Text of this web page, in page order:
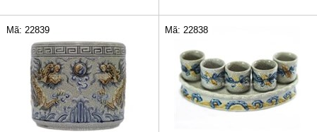
Mã: 22839 Mã: 22838